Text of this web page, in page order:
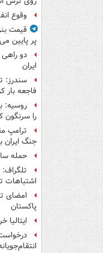
وقوع
قیمت
پر پایین
دو
ایران
سندرز:
فاجعه بار
را سرنگون
ترامپ
جنگ ایران
حمله
اشتباهات
امضای
پاکستان
ایتالیا